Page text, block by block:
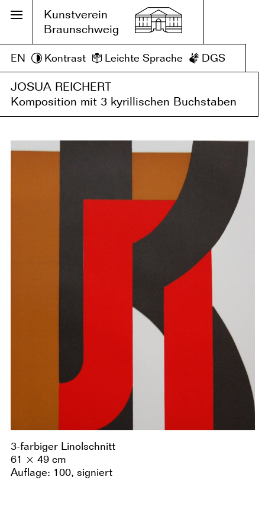
Kunstverein
Braunschweig
EN Kontrast Leichte Sprache DGS
JOSUA REICHERT
Komposition mit 3 kyrillischen Buchstaben
3-farbiger Linolschnitt
61 × 49 cm
Auflage: 100, signiert